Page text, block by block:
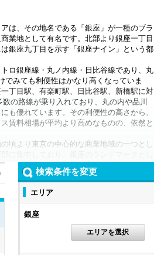
は、その地名である「銀座」が一種のブラ
業地として有名です。北部より銀座一丁目
銀座九丁目を示す「銀座ナイン」という都
ロ銀座線・丸ノ内線・日比谷線であり、丸
でみても利便性はかなり高くなっていま
丁目駅、有楽町駅、日比谷駅、新橋駅に対
の路線が乗り入れており、丸の内や品川
も優れています。その利便性の高さから、
賃料相場が平均より高めなものの、依然と
頃より東京の中心的な商業地域の一つとし
に集中しており、銀座のランドマークとし
交差点周辺を中心に、海外の高級フラッグ
貨店などが建ち並んでいます。また有楽町
ます。
ビルやオフィスが建ち並ぶオフィス街が広
価の高いエリアとして有名な為、賃料相場
ニーズが高い人気のエリアとなっていま
上がるといった話もあります。
コストを抑えつつ、企業としての高い信
もあります。こちらはレンタルオフィス
検索条件を変更
エリア
銀座
エリアを選択